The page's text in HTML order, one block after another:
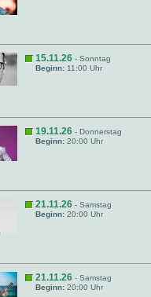
15.11.26 - Sonntag
Beginn: 11:00 Uhr
19.11.26 - Donnerstag
Beginn: 20:00 Uhr
21.11.26 - Samstag
Beginn: 20:00 Uhr
21.11.26 - Samstag
Beginn: 20:00 Uhr